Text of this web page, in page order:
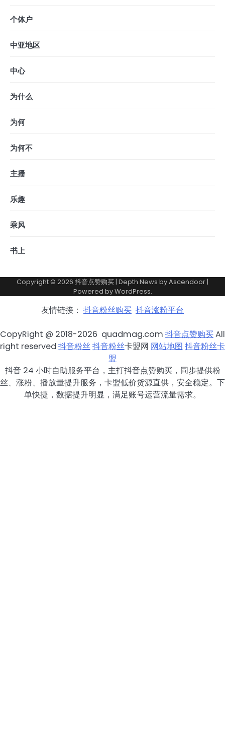
个体户
中亚地区
中心
为什么
为何
为何不
主播
乐趣
乘风
书上
Copyright © 2026 抖音点赞购买 | Depth News byAscendoor |
Powered byWordPress.
友情链接： 抖音粉丝购买 抖音涨粉平台
CopyRight @ 2018-2026 quadmag.com 抖音点赞购买All
right reserved 抖音粉丝抖音粉丝卡盟网 网站地图 抖音粉丝卡
盟
抖音 24 小时自助服务平台，主打抖音点赞购买，同步提供粉
丝、涨粉、播放量提升服务，卡盟低价货源直供，安全稳定。下
单快捷，数据提升明显，满足账号运营流量需求。